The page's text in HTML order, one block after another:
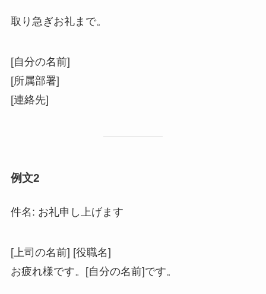
取り急ぎお礼まで。
[自分の名前]
[所属部署]
[連絡先]
例文2
件名: お礼申し上げます
[上司の名前] [役職名]
お疲れ様です。[自分の名前]です。